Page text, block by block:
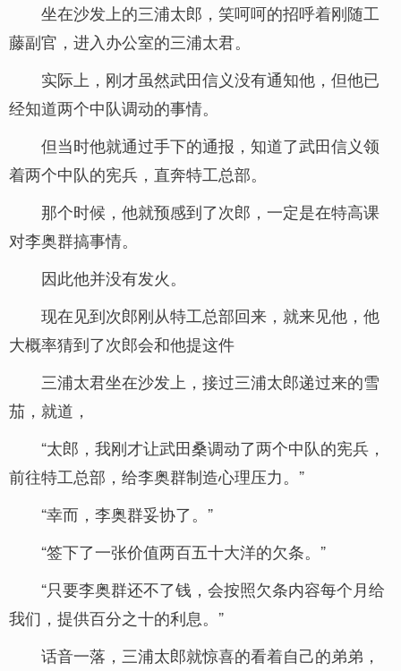
坐在沙发上的三浦太郎，笑呵呵的招呼着刚随工
藤副官，进入办公室的三浦太君。
实际上，刚才虽然武田信义没有通知他，但他已
经知道两个中队调动的事情。
但当时他就通过手下的通报，知道了武田信义领
着两个中队的宪兵，直奔特工总部。
那个时候，他就预感到了次郎，一定是在特高课
对李奥群搞事情。
因此他并没有发火。
现在见到次郎刚从特工总部回来，就来见他，他
大概率猜到了次郎会和他提这件
三浦太君坐在沙发上，接过三浦太郎递过来的雪
茄，就道，
“太郎，我刚才让武田桑调动了两个中队的宪兵，
前往特工总部，给李奥群制造心理压力。”
“幸而，李奥群妥协了。”
“签下了一张价值两百五十大洋的欠条。”
“只要李奥群还不了钱，会按照欠条内容每个月给
我们，提供百分之十的利息。”
话音一落，三浦太郎就惊喜的看着自己的弟弟，